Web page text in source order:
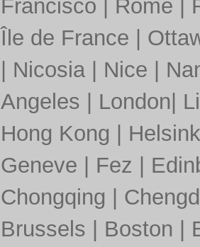
Francisco
Rome
Île de France
Nicosia| Nice
Angeles
London
Hong Kong
Geneve
Fez
Chongqing
Brussels
Boston